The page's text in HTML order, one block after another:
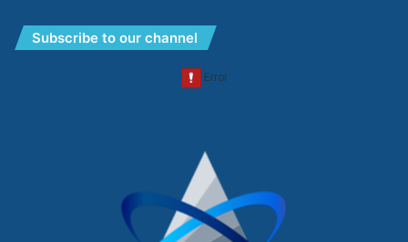
Subscribe to our channel